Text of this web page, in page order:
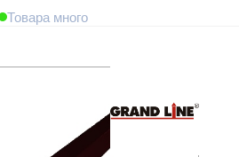
Товара много